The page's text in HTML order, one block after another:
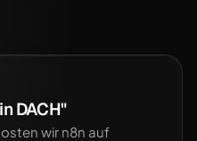
DACH"
wir n8n auf